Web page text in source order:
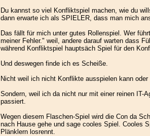
Du kannst so viel Konfliktspiel machen, wie du
dann erwarte ich als SPIELER, dass man mich
Das fällt für mich unter gutes Rollenspiel. Wer
meiner Fehler." weil, andere darauf warten dass
während Konfliktspiel hauptsäch Spiel für den
Und deswegen finde ich es Scheiße.
Nicht weil ich nicht Konflikte ausspielen kann oder
Sondern, weil ich da nicht nur mit einer reinen IT-
passiert.
Wegen diesem Flaschen-Spiel wird die Con da
nach Hause gehe und sage cooles Spiel. Cooles
Plänklern losrennt.